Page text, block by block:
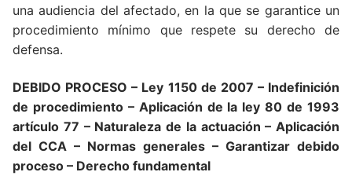
una audiencia del afectado, en la que se garantice un
procedimiento mínimo que respete su derecho de
defensa.
DEBIDO PROCESO – Ley 1150 de 2007 – Indefinición
de procedimiento – Aplicación de la ley 80 de 1993
artículo 77 – Naturaleza de la actuación – Aplicación
del CCA – Normas generales – Garantizar debido
proceso – Derecho fundamental